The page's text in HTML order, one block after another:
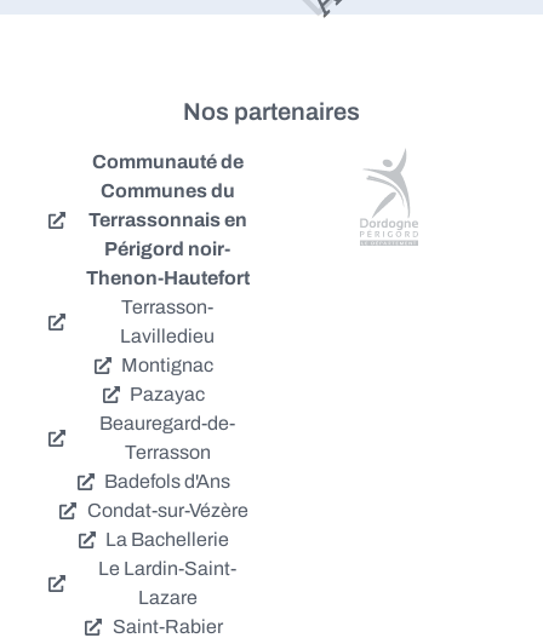
Nos partenaires
Communauté de
Communes du
Terrassonnais en
Périgord noir-
Thenon-Hautefort
Terrasson-
Lavilledieu
Montignac
Pazayac
Beauregard-de-
Terrasson
Badefols d'Ans
Condat-sur-Vézère
La Bachellerie
Le Lardin-Saint-
Lazare
Saint-Rabier